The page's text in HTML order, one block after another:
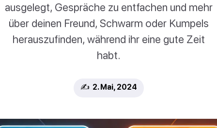
ausgelegt, Gespräche zu entfachen und mehr
über deinen Freund, Schwarm oder Kumpels
herauszufinden, während ihr eine gute Zeit
habt.
✍️ 2. Mai, 2024